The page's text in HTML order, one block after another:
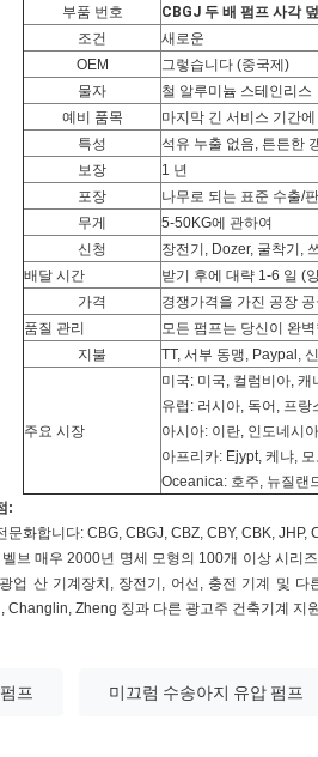
부품 번호
CBGJ 두 배 펌프 사각
조건
새로운
OEM
그렇습니다 (중국제)
물자
철 알루미늄 스테인리스
예비 품목
마지막 긴 서비스 기간
특성
석유 누출 없음, 튼튼한
보장
1 년
포장
나무로 되는 표준 수출/
무게
5-50KG에 관하여
신청
장전기, Dozer, 굴착기,
배달 시간
받기 후에 대략 1-6 일 (
가격
경쟁가격을 가진 공장 공
품질 관리
모든 펌프는 당신이 완
지불
TT, 서부 동맹, Paypal,
주요 시장
미국: 미국, 컬럼비아,
유럽: 러시아, 독어, 프
아시아: 이란, 인도네시
아프리카: Ejypt, 케냐,
Oceanica: 호주, 뉴질랜
:
문화합니다: CBG, CBGJ, CBZ, CBY, CBK,
브 매우 2000년 명세 모형의 100개 이상 시리
업 산 기계장치, 장전기, 어선, 충전 기계 및
Changlin, Zheng 징과 다른 광고주 건축기계 지
프 미끄럼 수송아지 유압 펌프